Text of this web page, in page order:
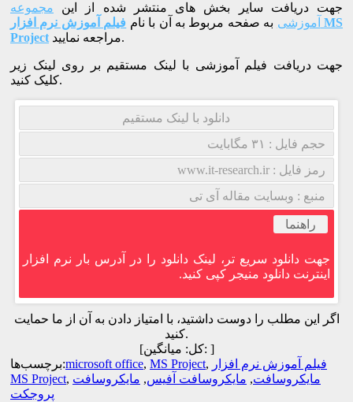
جهت دریافت سایر بخش های منتشر شده از این مجموعه
آموزشی به صفحه مربوط به آن با نام فیلم آموزش نرم افزار MS
Project
مراجعه نمایید.
جهت دریافت فیلم آموزشی با لینک مستقیم بر روی لینک زیر
کلیک کنید.
دانلود با لینک مستقیم
حجم فایل : ۳۱ مگابایت
رمز فایل : www.it-research.ir
منبع : وبسایت مقاله آی تی
راهنما
جهت دانلود سریع تر، لینک دانلود را در آدرس بار نرم افزار
اینترنت دانلود منیجر کپی کنید.
اگر این مطلب را دوست داشتید، با امتیاز دادن به آن از ما حمایت
کنید.
[کل:میانگین: ]
برچسب‌ها:microsoft office, MS Project, فیلم آموزش نرم افزار
MS Project, مایکروسافت, مایکروسافت آفیس, مایکروسافت
پروجکت